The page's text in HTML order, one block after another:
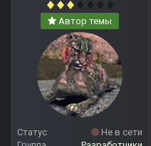
Автор темы
Статус
Не в сети